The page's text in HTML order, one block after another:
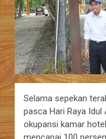
Selama sepekan
pasca Hari Raya Idul
okupansi kamar